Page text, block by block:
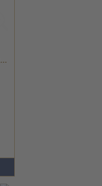
Rapcsányi László